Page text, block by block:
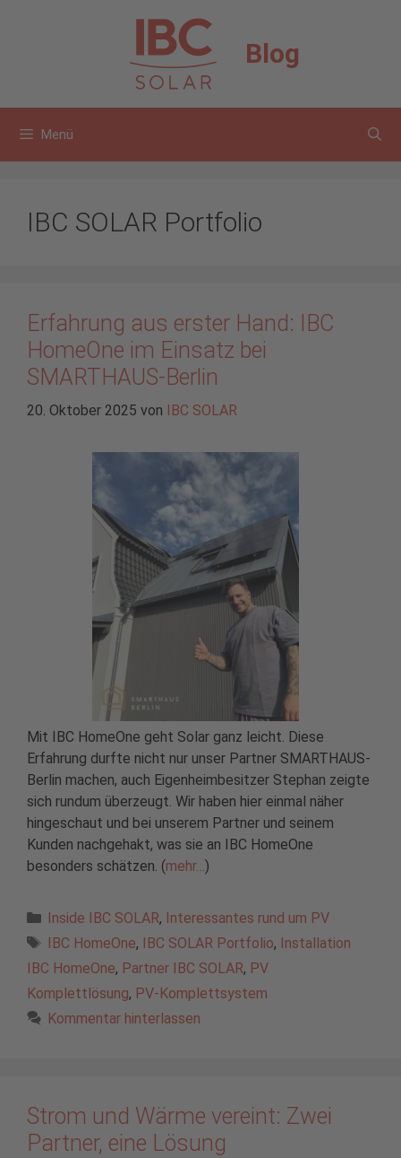
Blog
Menü
IBC SOLAR Portfolio
Erfahrung aus erster Hand: IBC
HomeOne im Einsatz bei
SMARTHAUS-Berlin
20. Oktober 2025 von IBC SOLAR
Mit IBC HomeOne geht Solar ganz leicht. Diese
Erfahrung durfte nicht nur unser Partner SMARTHAUS-
Berlin machen, auch Eigenheimbesitzer Stephan zeigte
sich rundum überzeugt. Wir haben hier einmal näher
hingeschaut und bei unserem Partner und seinem
Kunden nachgehakt, was sie an IBC HomeOne
besonders schätzen. (mehr…)
Kategorien
Inside IBC SOLAR, Interessantes rund um PV
Schlagwörter
IBC HomeOne, IBC SOLAR Portfolio, Installation
IBC HomeOne, Partner IBC SOLAR, PV
Komplettlösung, PV-Komplettsystem
Kommentar hinterlassen
Strom und Wärme vereint: Zwei
Partner, eine Lösung